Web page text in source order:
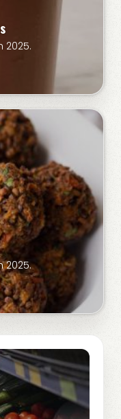
2025.
2025.